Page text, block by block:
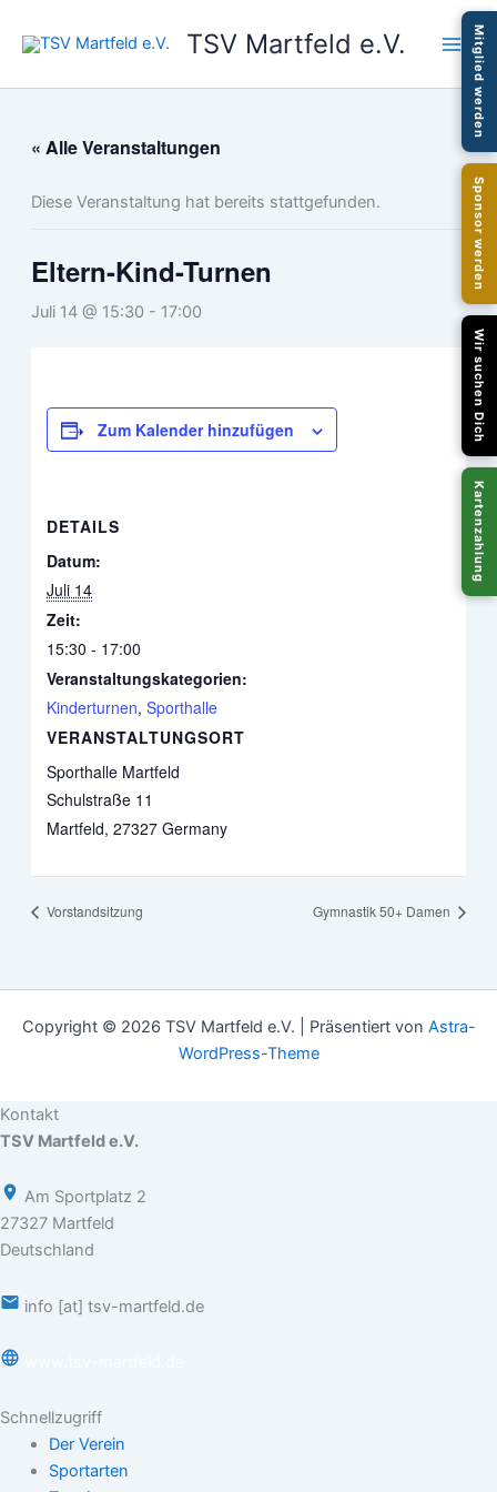
Inhalt
TSV Martfeld e.V.
« Alle Veranstaltungen
Diese Veranstaltung hat bereits stattgefunden.
Eltern-Kind-Turnen
Juli 14 @ 15:30 - 17:00
Zum Kalender hinzufügen
DETAILS
Datum:
Juli 14
Zeit:
15:30 - 17:00
Veranstaltungskategorien:
Kinderturnen,Sporthalle
VERANSTALTUNGSORT
Sporthalle Martfeld
Schulstraße 11
Martfeld, 27327 Germany
Vorstandsitzung Gymnastik 50+ Damen
Copyright © 2026 TSV Martfeld e.V. | Präsentiert von Astra-
WordPress-Theme
Kontakt
TSV Martfeld e.V.
Am Sportplatz 2
27327 Martfeld
Deutschland
info [at] tsv-martfeld.de
Schnellzugriff
Der Verein
Sportarten
Mitglied werden
Sponsor werden
Wir suchen Dich
Kartenzahlung